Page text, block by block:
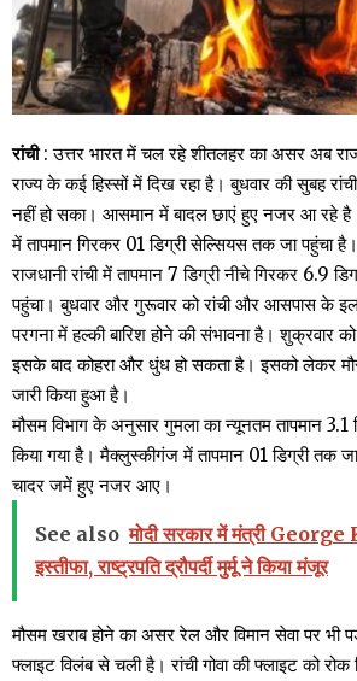
रांची: उत्तर भारत में चल रहे शीतलहर का असर अब
राज्य के कई हिस्सों में दिख रहा है। बुधवार की सुबह
नहीं हो सका। आसमान में बादल छाएं हुए नजर आ रहे
में तापमान गिरकर 01 डिग्री सेल्सियस तक जा पहुंचा है।
राजधानी रांची में तापमान 7 डिग्री नीचे गिरकर 6.9
पहुंचा। बुधवार और गुरूवार को रांची और आसपास के
परगना में हल्की बारिश होने की संभावना है। शुक्रवार
इसके बाद कोहरा और धुंध हो सकता है। इसको लेकर
जारी किया हुआ है।
मौसम विभाग के अनुसार गुमला का न्यूनतम तापमान 3.1
किया गया है। मैक्लुस्कीगंज में तापमान 01 डिग्री
चादर जमें हुए नजर आए।
See also मोदी सरकार में मंत्री
इस्तीफा, राष्ट्रपति द्रौपर्दी मुर्मू ने किया मंजूर
मौसम खराब होने का असर रेल और विमान सेवा पर भी
फ्लाइट विलंब से चली है। रांची गोवा की फ्लाइट को रोक